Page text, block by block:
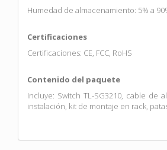
Humedad de almacenamiento: 5% a
Certificaciones
Certificaciones: CE, FCC, RoHS
Contenido del paquete
Incluye: Switch TL-SG3210, cable de
instalación, kit de montaje en rack,